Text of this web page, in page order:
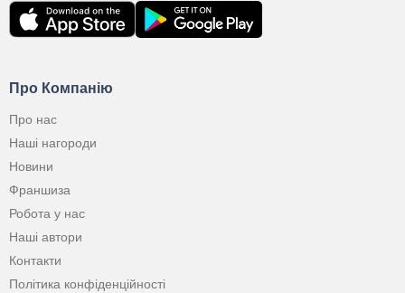
Про Компанію
Про нас
Наші нагороди
Новини
Франшиза
Робота у нас
Наші автори
Контакти
Політика конфіденційності